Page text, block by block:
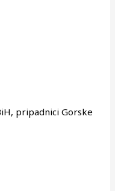
pripadnici Gorske